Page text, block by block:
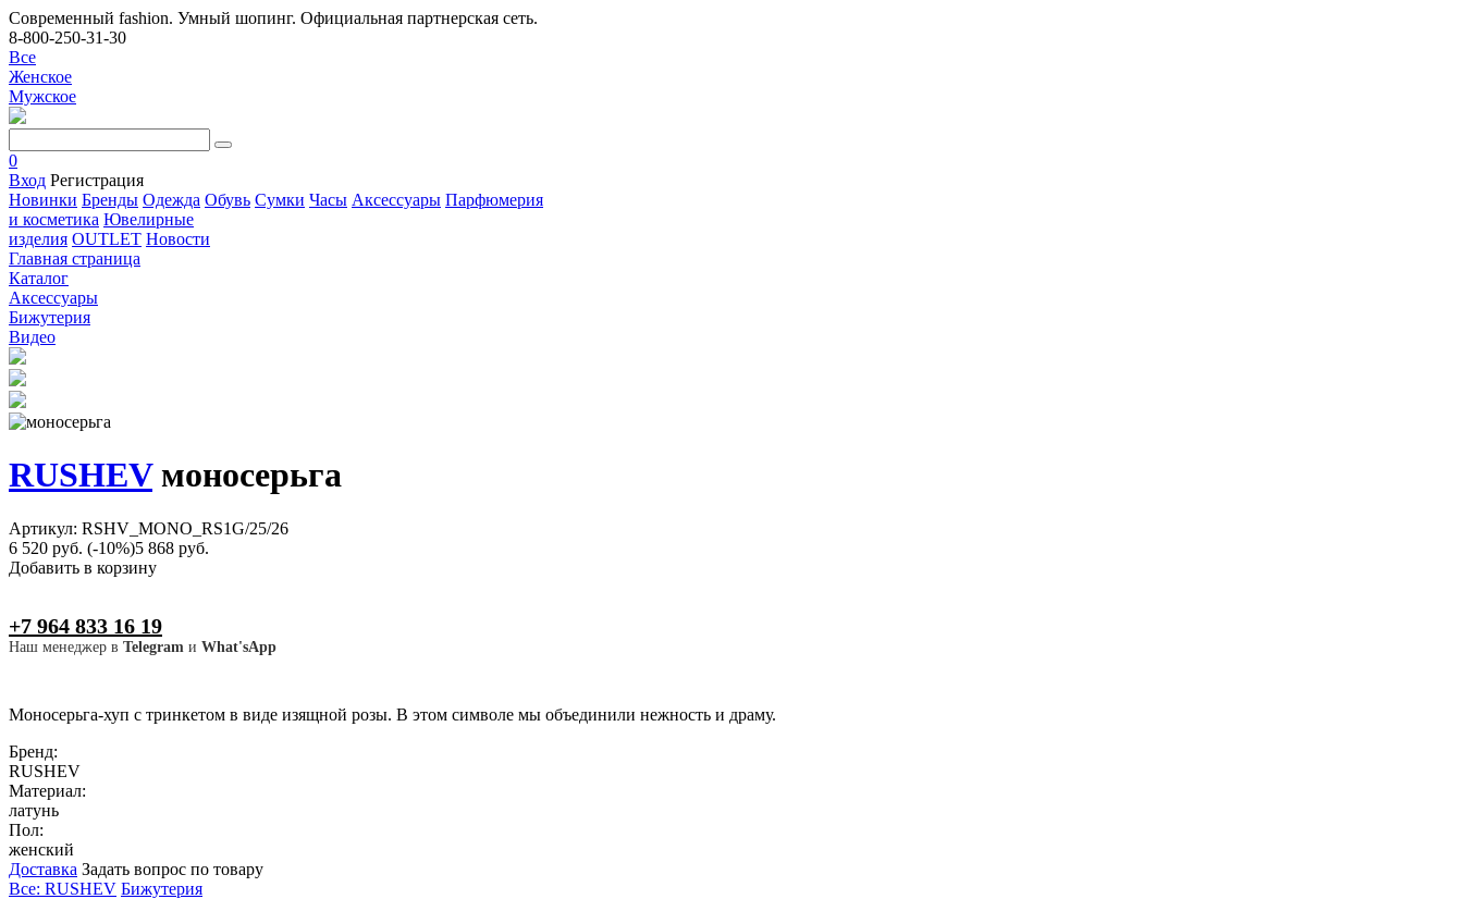
Современный fashion. Умный шопинг. Официальная партнерская сеть.
8-800-250-31-30
Все
Женское
Мужское
0
Вход Регистрация
Новинки Бренды Одежда Обувь Сумки Часы Аксессуары Парфюмерия
и косметика Ювелирные
изделия OUTLET Новости
Главная страница
Каталог
Аксессуары
Бижутерия
Видео
RUSHEVмоносерьга
Артикул: RSHV_MONO_RS1G/25/26
6 520 руб. (-10%)5 868 руб.
Добавить в корзину
+7 964 833 16 19
Наш менеджер в Telegram и What'sApp
Моносерьга-хуп с тринкетом в виде изящной розы. В этом символе мы объединили нежность и драму.
Бренд:
RUSHEV
Материал:
латунь
Пол:
женский
Доставка Задать вопрос по товару
Все: RUSHEV Бижутерия